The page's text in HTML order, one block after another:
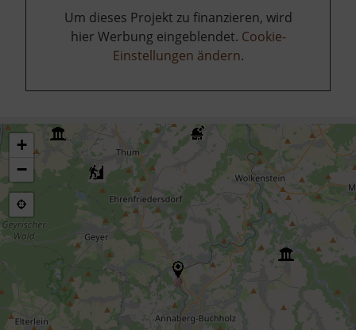
Um dieses Projekt zu finanzieren, wird
hier Werbung eingeblendet. Cookie-
Einstellungen ändern.
+
−